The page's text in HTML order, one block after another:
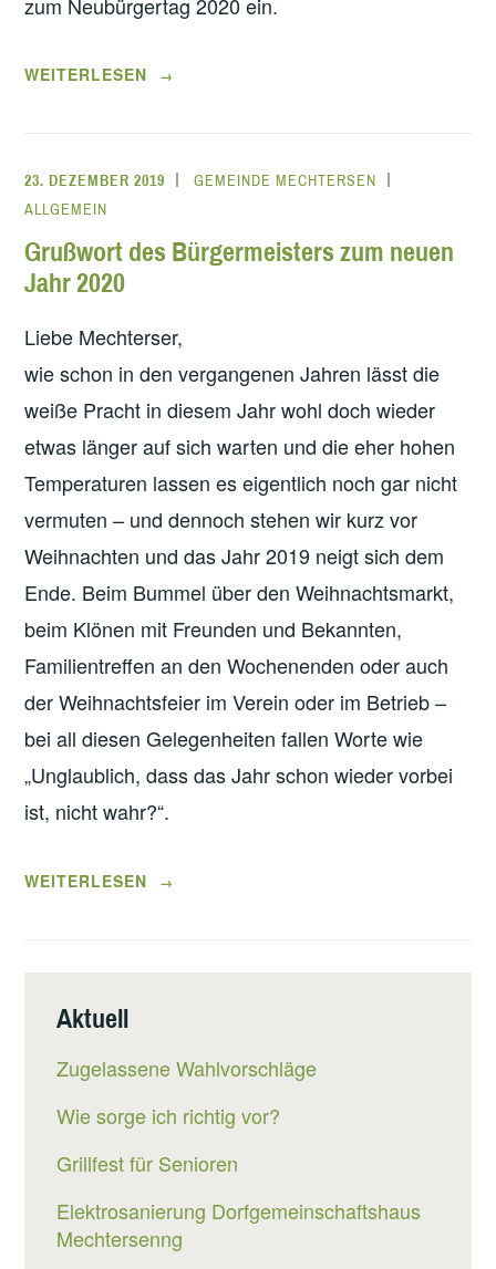
„NEUBÜRGERTAG
WEITERLESEN →
23. DEZEMBER 2019
GEMEINDE MECHTERSEN
ALLGEMEIN
Grußwort des Bürgermeisters zum neuen
Jahr 2020
Liebe Mechterser,
wie schon in den vergangenen Jahren lässt die
weiße Pracht in diesem Jahr wohl doch wieder
etwas länger auf sich warten und die eher hohen
Temperaturen lassen es eigentlich noch gar nicht
vermuten – und dennoch stehen wir kurz vor
Weihnachten und das Jahr 2019 neigt sich dem
Ende. Beim Bummel über den Weihnachtsmarkt,
beim Klönen mit Freunden und Bekannten,
Familientreffen an den Wochenenden oder auch
der Weihnachtsfeier im Verein oder im Betrieb –
bei all diesen Gelegenheiten fallen Worte wie
„Unglaublich, dass das Jahr schon wieder vorbei
ist, nicht wahr?“.
„GRUSSWORT D
AHR 2
WEITERLESEN →
Aktuell
Zugelassene Wahlvorschläge
Wie sorge ich richtig vor?
Grillfest für Senioren
Elektrosanierung Dorfgemeinschaftshaus
Mechtersenng